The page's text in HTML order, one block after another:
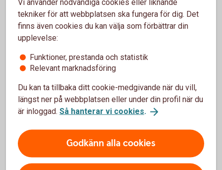
Barncancerfonden arbetar för att bekämpa
barncancer och se till att drabbade och deras
familjer får den vård och stöd de behöver.
Barncancerfonden
SOS Barnbyar
3 396 317 kr
Vi använder nödvändiga cookies eller liknande
tekniker för att webbplatsen ska fungera för dig. Det
finns även cookies du kan välja som förbättrar din
upplevelse:
Funktioner, prestanda och statistik
Relevant marknadsföring
Du kan ta tillbaka ditt cookie-medgivande när du vill,
längst ner på webbplatsen eller under din profil när du
är inloggad. Så hanterar vi cookies.
Godkänn alla cookies